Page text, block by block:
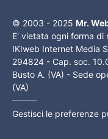
© 2003 - 2025 Mr.
E' vietata ogni forma
IKIweb Internet Media
294824 - Cap. soc.
Busto A. (VA) - Sede
(VA)
Gestisci le preferenze